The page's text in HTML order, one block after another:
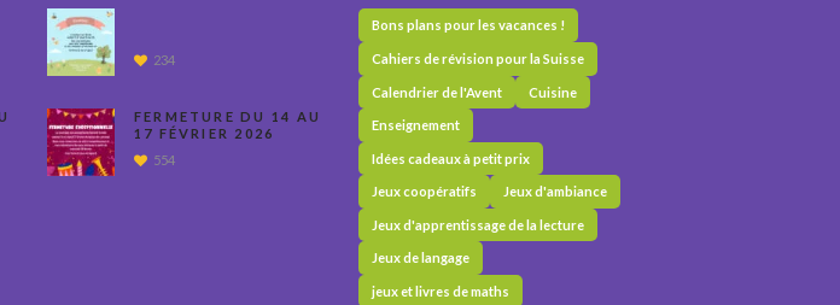
234
FERMETURE DU 14 AU
17 FÉVRIER 2026
554
Bons plans pour les vacances !
Cahiers de révision pour la Suisse
Calendrier de l'Avent Cuisine
Enseignement
Idées cadeaux à petit prix
Jeux coopératifs Jeux d'ambiance
Jeux d'apprentissage de la lecture
Jeux de langage
jeux et livres de maths